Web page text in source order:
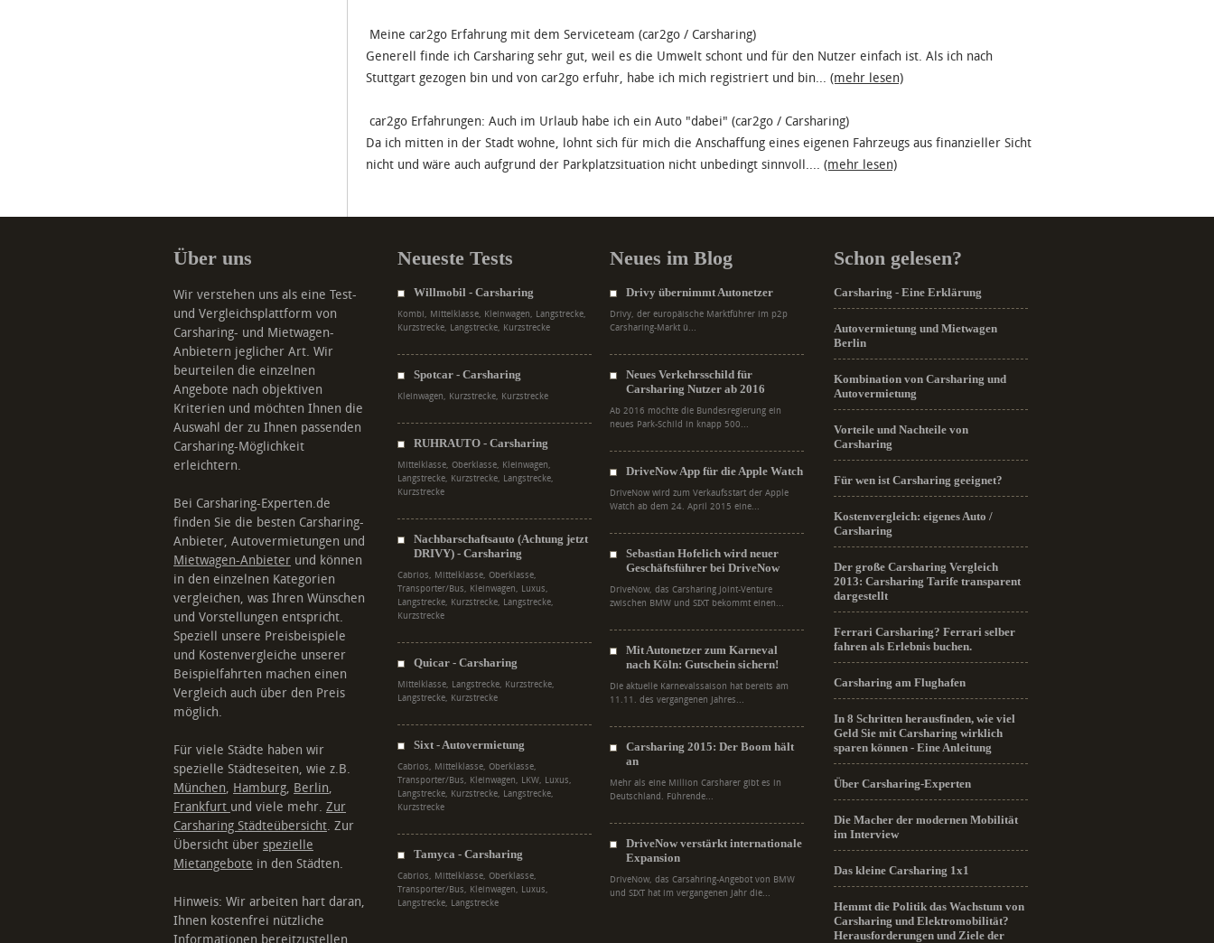
Meine car2go Erfahrung mit dem Serviceteam (car2go / Carsharing)
Generell finde ich Carsharing sehr gut, weil es die Umwelt schont und für den Nutzer einfach ist. Als ich nach
Stuttgart gezogen bin und von car2go erfuhr, habe ich mich registriert und bin... (mehr lesen)
car2go Erfahrungen: Auch im Urlaub habe ich ein Auto "dabei" (car2go / Carsharing)
Da ich mitten in der Stadt wohne, lohnt sich für mich die Anschaffung eines eigenen Fahrzeugs aus finanzieller Sicht
nicht und wäre auch aufgrund der Parkplatzsituation nicht unbedingt sinnvoll.... (mehr lesen)
Über uns
Wir verstehen uns als eine Test-
und Vergleichsplattform von
Carsharing- und Mietwagen-
Anbietern jeglicher Art. Wir
beurteilen die einzelnen
Angebote nach objektiven
Kriterien und möchten Ihnen die
Auswahl der zu Ihnen passenden
Carsharing-Möglichkeit
erleichtern.
Bei Carsharing-Experten.de
finden Sie die besten Carsharing-
Anbieter, Autovermietungen und
Mietwagen-Anbieter und können
in den einzelnen Kategorien
vergleichen, was Ihren Wünschen
und Vorstellungen entspricht.
Speziell unsere Preisbeispiele
und Kostenvergleiche unserer
Beispielfahrten machen einen
Vergleich auch über den Preis
möglich.
Für viele Städte haben wir
spezielle Städteseiten, wie z.B.
München, Hamburg, Berlin,
Frankfurt und viele mehr. Zur
Carsharing Städteübersicht. Zur
Übersicht über spezielle
Mietangebote in den Städten.
Hinweis: Wir arbeiten hart daran,
Ihnen kostenfrei nützliche
Informationen bereitzustellen.
Neueste Tests
Willmobil - Carsharing
Kombi, Mittelklasse, Kleinwagen, Langstrecke,
Kurzstrecke, Langstrecke, Kurzstrecke
Spotcar - Carsharing
Kleinwagen, Kurzstrecke, Kurzstrecke
RUHRAUTO - Carsharing
Mittelklasse, Oberklasse, Kleinwagen,
Langstrecke, Kurzstrecke, Langstrecke,
Kurzstrecke
Nachbarschaftsauto (Achtung jetzt
DRIVY) - Carsharing
Cabrios, Mittelklasse, Oberklasse,
Transporter/Bus, Kleinwagen, Luxus,
Langstrecke, Kurzstrecke, Langstrecke,
Kurzstrecke
Quicar - Carsharing
Mittelklasse, Langstrecke, Kurzstrecke,
Langstrecke, Kurzstrecke
Sixt - Autovermietung
Cabrios, Mittelklasse, Oberklasse,
Transporter/Bus, Kleinwagen, LKW, Luxus,
Langstrecke, Kurzstrecke, Langstrecke,
Kurzstrecke
Tamyca - Carsharing
Cabrios, Mittelklasse, Oberklasse,
Transporter/Bus, Kleinwagen, Luxus,
Langstrecke, Langstrecke
Neues im Blog
Drivy übernimmt Autonetzer
Drivy, der europäische Marktführer im p2p
Carsharing-Markt ü...
Neues Verkehrsschild für
Carsharing Nutzer ab 2016
Ab 2016 möchte die Bundesregierung ein
neues Park-Schild in knapp 500...
DriveNow App für die Apple Watch
DriveNow wird zum Verkaufsstart der Apple
Watch ab dem 24. April 2015 eine...
Sebastian Hofelich wird neuer
Geschäftsführer bei DriveNow
DriveNow, das Carsharing Joint-Venture
zwischen BMW und SIXT bekommt einen...
Mit Autonetzer zum Karneval
nach Köln: Gutschein sichern!
Die aktuelle Karnevalssaison hat bereits am
11.11. des vergangenen Jahres...
Carsharing 2015: Der Boom hält
an
Mehr als eine Million Carsharer gibt es in
Deutschland. Führende...
DriveNow verstärkt internationale
Expansion
DriveNow, das Carsahring-Angebot von BMW
und SIXT hat im vergangenen Jahr die...
Schon gelesen?
Carsharing - Eine Erklärung
Autovermietung und Mietwagen
Berlin
Kombination von Carsharing und
Autovermietung
Vorteile und Nachteile von
Carsharing
Für wen ist Carsharing geeignet?
Kostenvergleich: eigenes Auto /
Carsharing
Der große Carsharing Vergleich
2013: Carsharing Tarife transparent
dargestellt
Ferrari Carsharing? Ferrari selber
fahren als Erlebnis buchen.
Carsharing am Flughafen
In 8 Schritten herausfinden, wie viel
Geld Sie mit Carsharing wirklich
sparen können - Eine Anleitung
Über Carsharing-Experten
Die Macher der modernen Mobilität
im Interview
Das kleine Carsharing 1x1
Hemmt die Politik das Wachstum von
Carsharing und Elektromobilität?
Herausforderungen und Ziele der